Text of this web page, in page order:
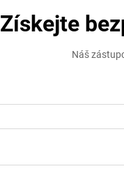
Získejte
Náš